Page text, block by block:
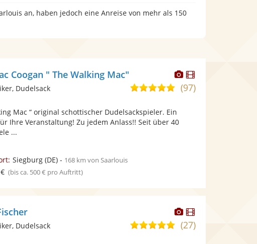
an, haben jedoch eine Anreise von mehr als 150
Dieser
Künstler
stellt
Dieser
Künstler
Coogan " The Walking Mac"
5,0
5
Sternen
(97)
Dudelsack
Mac “ original schottischer Dudelsackspieler. Ein
Ihre Veranstaltung! Zu jedem Anlass!! Seit über 40
...
Siegburg(DE)- 168 km von Saarlouis
€ (bis ca. 500 € pro Auftritt)
Dieser
Künstler
stellt
Dieser
Künstler
5,0(27)
Dudelsack